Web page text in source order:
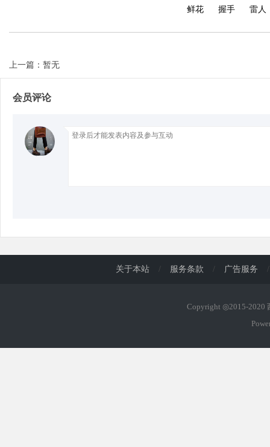
鲜花 握手 雷人
上一篇：暂无
会员评论
关于本站 / 服务条款 / 广告服务 /
Copyright ◎2015-2020